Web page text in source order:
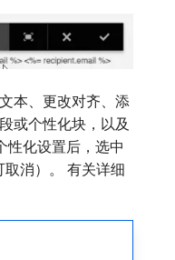
本、更改对齐、添
或个性化块，以及
性化设置后，选中
消）。 有关详细